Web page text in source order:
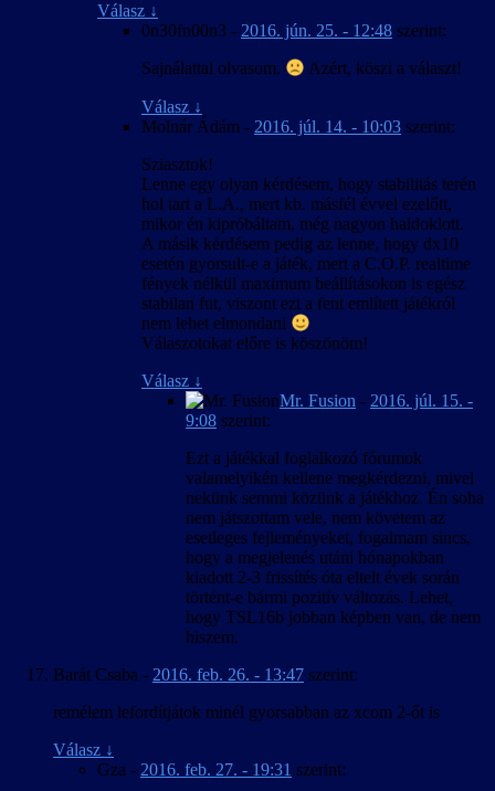
Válasz ↓
0n30fn00n3 - 2016. jún. 25. - 12:48 szerint:
Sajnálattal olvasom.
Azért, köszi a választ!
Válasz ↓
Molnár Ádám - 2016. júl. 14. - 10:03 szerint:
Sziasztok!
Lenne egy olyan kérdésem, hogy stabilitás terén
hol tart a L.A., mert kb. másfél évvel ezelőtt,
mikor én kipróbáltam, még nagyon haldoklott.
A másik kérdésem pedig az lenne, hogy dx10
esetén gyorsult-e a játék, mert a C.O.P. realtime
fények nélkül maximum beállításokon is egész
stabilan fut, viszont ezt a fent említett játékról
nem lehet elmondani
Válaszotokat előre is köszönöm!
Válasz ↓
Mr. Fusion - 2016. júl. 15. -
9:08 szerint:
Ezt a játékkal foglalkozó fórumok
valamelyikén kellene megkérdezni, mivel
nekünk semmi közünk a játékhoz. Én soha
nem játszottam vele, nem követem az
esetleges fejleményeket, fogalmam sincs,
hogy a megjelenés utáni hónapokban
kiadott 2-3 frissítés óta eltelt évek során
történt-e bármi pozitív változás. Lehet,
hogy TSL16b jobban képben van, de nem
hiszem.
Barát Csaba - 2016. feb. 26. - 13:47 szerint:
remélem lefordítjátok minél gyorsabban az xcom 2-őt is
Válasz ↓
Gza - 2016. feb. 27. - 19:31 szerint: